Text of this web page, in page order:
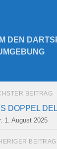
DEN
BEITRAG
DOPPEL
1. August 2025
BEITRAG